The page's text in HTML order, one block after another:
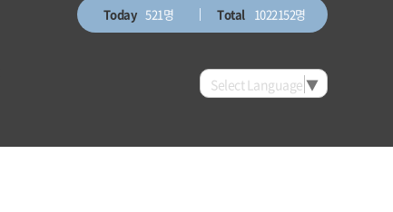
Today 521명 Total 1022152명
Select Language ▼